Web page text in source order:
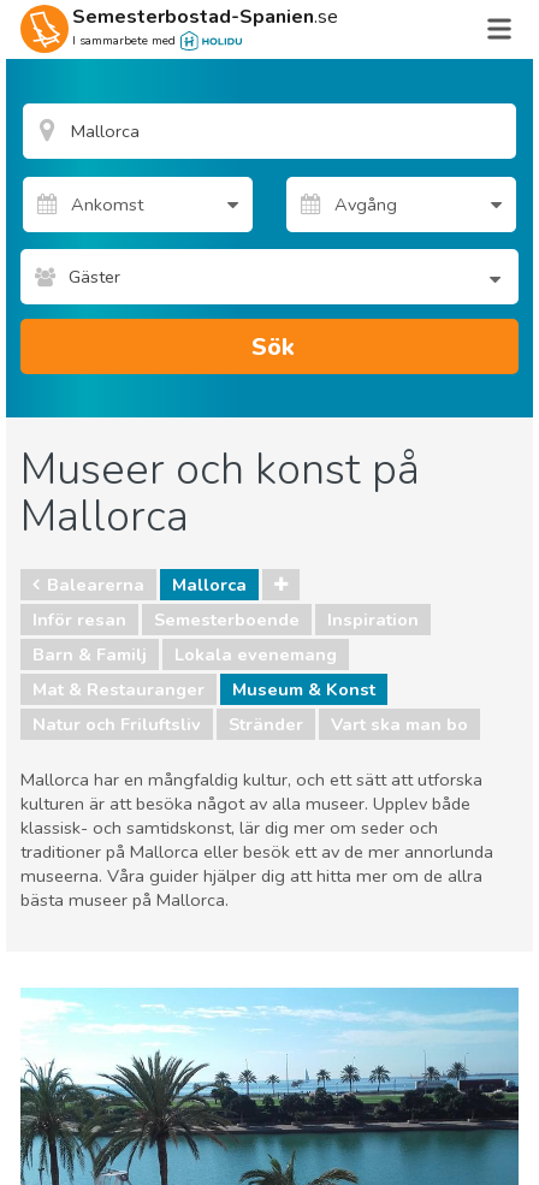
Semesterbostad-Spanien.se
I sammarbete med
Gäster
Sök
Museer och konst på
Mallorca
Balearerna
Mallorca
Inför resan
Semesterboende
Inspiration
Barn & Familj
Lokala evenemang
Mat & Restauranger
Museum & Konst
Natur och Friluftsliv
Stränder Vart ska man bo
Mallorca har en mångfaldig kultur, och ett sätt att utforska
kulturen är att besöka något av alla museer. Upplev både
klassisk- och samtidskonst, lär dig mer om seder och
traditioner på Mallorca eller besök ett av de mer annorlunda
museerna. Våra guider hjälper dig att hitta mer om de allra
bästa museer på Mallorca.
Barn & Familj
Lokala evenemang
Mat & Restauranger
Museum & Konst
Natur och Friluftsliv
Stränder Vart ska man bo